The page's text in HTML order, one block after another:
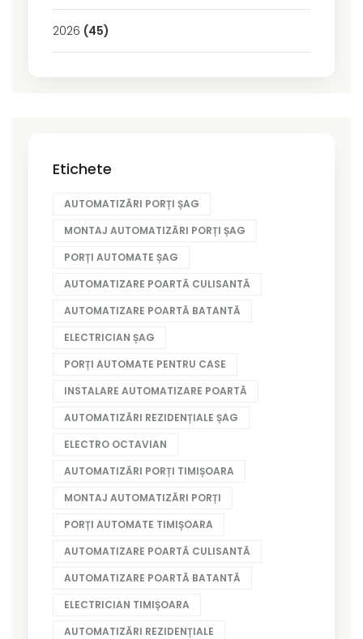
2026 (45)
Etichete
AUTOMATIZĂRI PORȚI ȘAG
MONTAJ AUTOMATIZĂRI PORȚI ȘAG
PORȚI AUTOMATE ȘAG
AUTOMATIZARE POARTĂ CULISANTĂ
AUTOMATIZARE POARTĂ BATANTĂ
ELECTRICIAN ȘAG
PORȚI AUTOMATE PENTRU CASE
INSTALARE AUTOMATIZARE POARTĂ
AUTOMATIZĂRI REZIDENȚIALE ȘAG
ELECTRO OCTAVIAN
AUTOMATIZĂRI PORȚI TIMIȘOARA
MONTAJ AUTOMATIZĂRI PORȚI
PORȚI AUTOMATE TIMIȘOARA
AUTOMATIZARE POARTĂ CULISANTĂ
AUTOMATIZARE POARTĂ BATANTĂ
ELECTRICIAN TIMIȘOARA
AUTOMATIZĂRI REZIDENȚIALE